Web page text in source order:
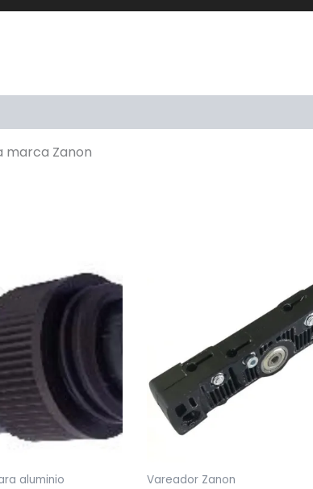
marca Zanon
aluminio Vareador Zanon